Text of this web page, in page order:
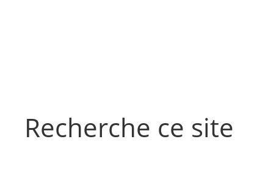
Recherche ce site